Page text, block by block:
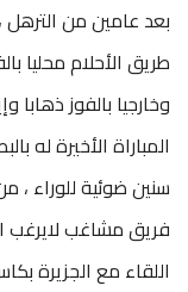
بعد عامين من الترهل
طريق الأحلام محليا
وخارجيا بالفوز ذهابا
المباراة الأخيرة له
سنين ضوئية للوراء ،
فريق مشاغب لايرغب
اللقاء مع الجزيرة